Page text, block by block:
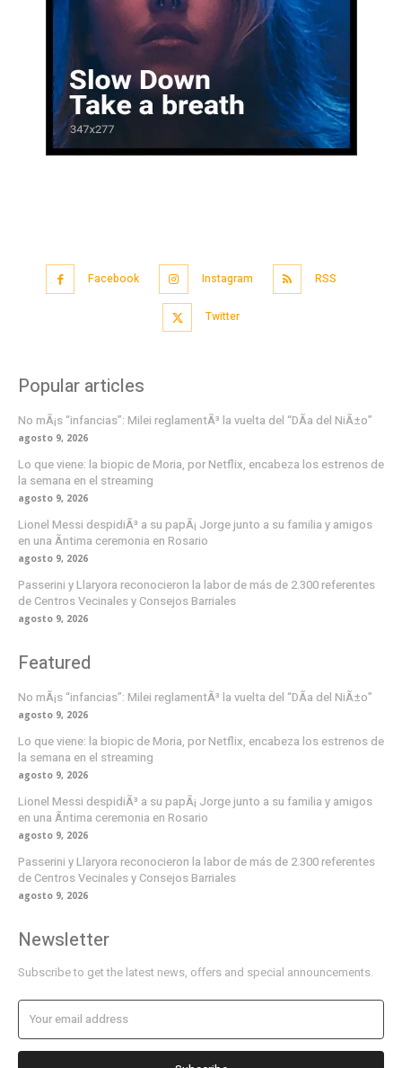
Facebook Instagram RSS
Twitter
Popular articles
No mÃ¡s “infancias”: Milei reglamentÃ³ la vuelta del “DÃ­a del NiÃ±o”
agosto 9, 2026
Lo que viene: la biopic de Moria, por Netflix, encabeza los estrenos de
la semana en el streaming
agosto 9, 2026
Lionel Messi despidiÃ³ a su papÃ¡ Jorge junto a su familia y amigos
en una Ã­ntima ceremonia en Rosario
agosto 9, 2026
Passerini y Llaryora reconocieron la labor de más de 2.300 referentes
de Centros Vecinales y Consejos Barriales
agosto 9, 2026
Featured
No mÃ¡s “infancias”: Milei reglamentÃ³ la vuelta del “DÃ­a del NiÃ±o”
agosto 9, 2026
Lo que viene: la biopic de Moria, por Netflix, encabeza los estrenos de
la semana en el streaming
agosto 9, 2026
Lionel Messi despidiÃ³ a su papÃ¡ Jorge junto a su familia y amigos
en una Ã­ntima ceremonia en Rosario
agosto 9, 2026
Passerini y Llaryora reconocieron la labor de más de 2.300 referentes
de Centros Vecinales y Consejos Barriales
agosto 9, 2026
Newsletter
Subscribe to get the latest news, offers and special announcements.